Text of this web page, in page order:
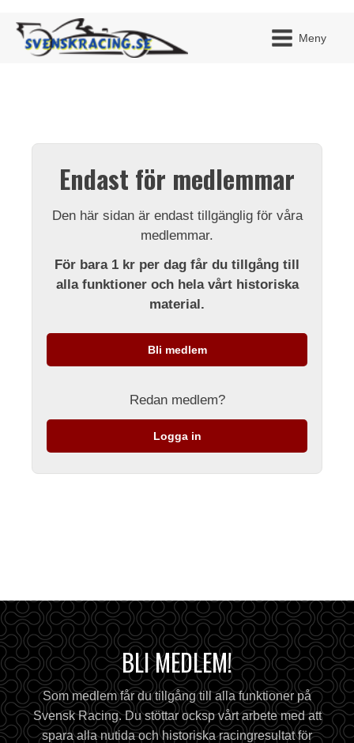
Meny
Endast för medlemmar
Den här sidan är endast tillgänglig för våra
medlemmar.
För bara 1 kr per dag får du tillgång till
alla funktioner och hela vårt historiska
material.
Bli medlem
Redan medlem?
Logga in
BLI MEDLEM!
Som medlem får du tillgång till alla funktioner på
Svensk Racing. Du stöttar ocksp vårt arbete med att
spara alla nutida och historiska racingresultat för